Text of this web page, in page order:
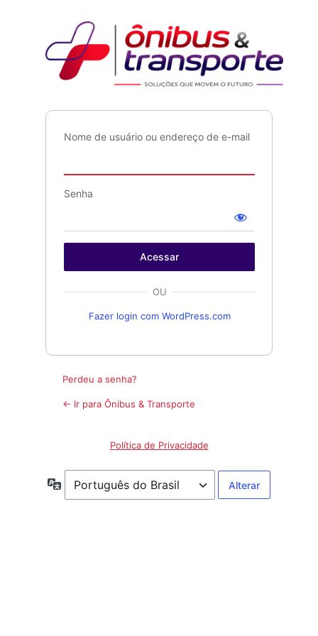
Nome de usuário ou endereço de e-mail
Senha
OU
Fazer login com WordPress.com
Perdeu a senha?
← Ir para Ônibus & Transporte
Política de Privacidade
Idioma